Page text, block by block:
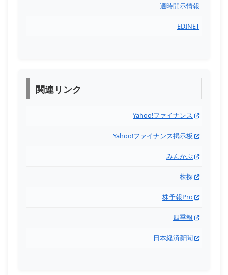
適時開示情報
EDINET
関連リンク
Yahoo!ファイナンス
Yahoo!ファイナンス掲示板
みんかぶ
株探
株予報Pro
四季報
日本経済新聞